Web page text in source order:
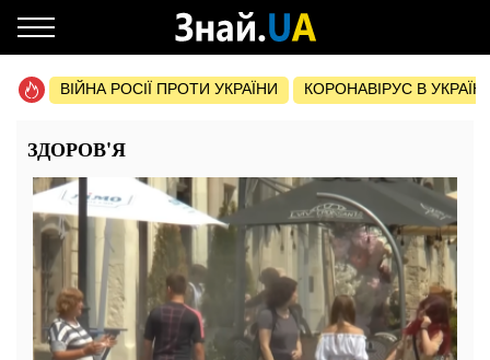
ВІЙНА РОСІЇ ПРОТИ УКРАЇНИ КОРОНАВІРУС В УКРАЇНІ
ЗДОРОВ'Я